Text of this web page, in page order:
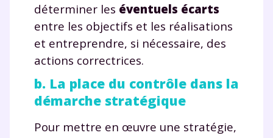
déterminer les éventuels écarts
entre les objectifs et les réalisations
et entreprendre, si nécessaire, des
actions correctrices.
b. La place du contrôle dans la
démarche stratégique
Pour mettre en œuvre une stratégie,